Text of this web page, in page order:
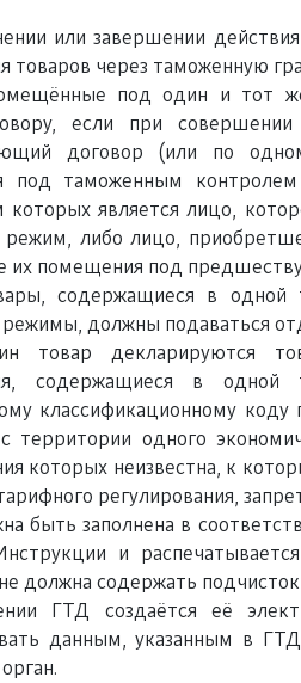
или завершении
товаров через таможенную
под один и тот
если при совершении
договор (или по
под таможенным
которых является лицо,
либо лицо,
их помещения под
содержащиеся в одной
должны подаваться
товар декларируются
содержащиеся в
территории одного
которых неизвестна, к
регулирования,
быть заполнена в
и
должна содержать
ГТД создаётся её
данным, указанным в